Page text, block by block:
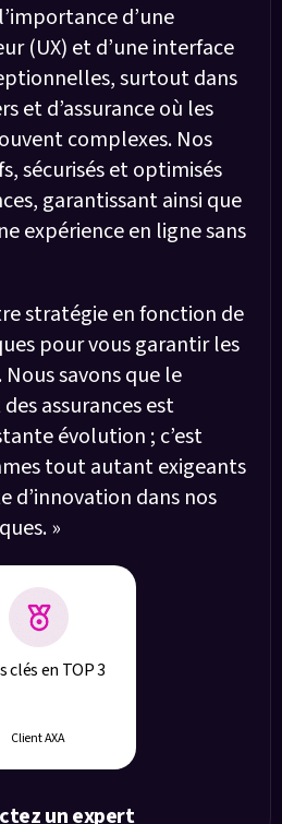
d’une
(UX) et d’une interface
surtout dans
et d’assurance où les
complexes. Nos
sécurisés et optimisés
garantissant ainsi que
expérience en ligne sans
stratégie en fonction de
pour vous garantir les
savons que le
assurances est
évolution ; c’est
tout autant exigeants
d’innovation dans nos
»
clés en TOP 3
Client AXA
un expert